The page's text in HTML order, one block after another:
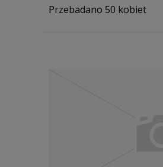
Przebadano 50 kobiet